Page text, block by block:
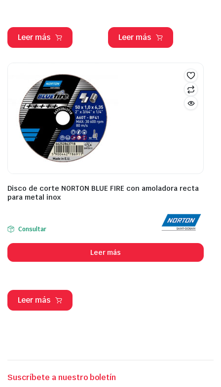
Leer más Leer más
Disco de corte NORTON BLUE FIRE con amoladora recta
para metal inox
Consultar
Leer más
Leer más
Suscríbete a nuestro boletín